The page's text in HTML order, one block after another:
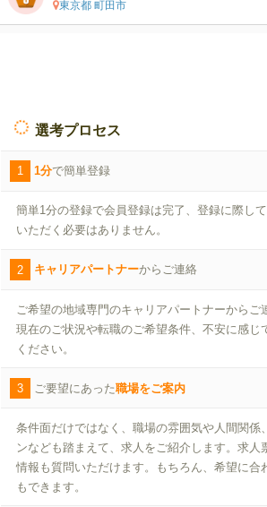
東京都 町田市
選考プロセス
1 1分で簡単登録
簡単1分の登録で会員登録は完了、登録に際し
いただく必要はありません。
2 キャリアパートナーからご連絡
ご希望の地域専門のキャリアパートナーからご
現在のご状況や転職のご希望条件、不安に感じ
ください。
3 ご要望にあった職場をご案内
条件面だけではなく、職場の雰囲気や人間関係
ンなども踏まえて、求人をご紹介します。求人
情報も質問いただけます。もちろん、希望に合
もできます。